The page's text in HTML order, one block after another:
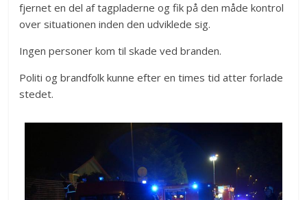
fjernet en del af tagpladerne og fik på den måde kontrol
over situationen inden den udviklede sig.
Ingen personer kom til skade ved branden.
Politi og brandfolk kunne efter en times tid atter forlade
stedet.